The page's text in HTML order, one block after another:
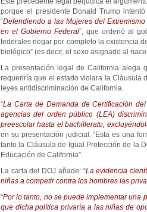
porque el presidente Donald Trump
“Defendiendo a las Mujeres del
en el Gobierno Federal”, que ordenó al
federales negar por completo la existencia
biológico” (es decir, el sexo asignado al
La presentación legal de California alega
requeriría que el estado violara la Cláusula
leyes antidiscriminación de California.
“La Carta de Demanda de Certificación
agencias del orden público (LEA)
preescolar hasta el bachillerato,
en su presentación judicial. “Esta es una
tanto la Cláusula de Igual Protección de la
Educación de California”.
La carta del DOJ añade: “La evidencia
niñas a competir contra los hombres las
“Por lo tanto, no se puede implementar una
que dicha política privaría a las niñas de